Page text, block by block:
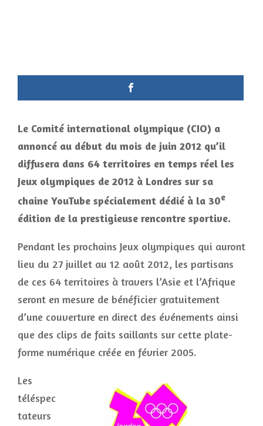
Le Comité international olympique (CIO) a
annoncé au début du mois de juin 2012 qu’il
diffusera dans 64 territoires en temps réel les
Jeux olympiques de 2012 à Londres sur sa
chaine YouTube spécialement dédié à la 30e
édition de la prestigieuse rencontre sportive.
Pendant les prochains Jeux olympiques qui auront
lieu du 27 juillet au 12 août 2012, les partisans
de ces 64 territoires à travers l’Asie et l’Afrique
seront en mesure de bénéficier gratuitement
d’une couverture en direct des événements ainsi
que des clips de faits saillants sur cette plate-
forme numérique créée en février 2005.
Les
téléspec
tateurs